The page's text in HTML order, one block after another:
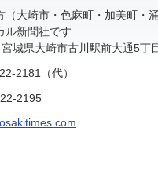
（大崎市・色麻町・加美町・
ル新聞社です
城県大崎市古川駅前大通5丁
2181（代）
2195